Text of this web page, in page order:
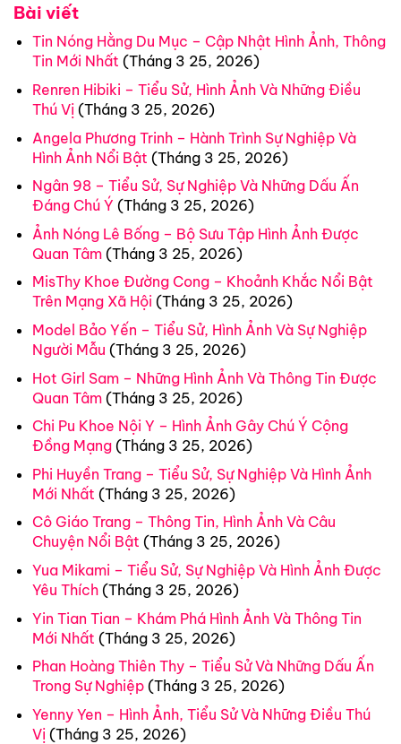
Bài viết
Tin Nóng Hằng Du Mục – Cập Nhật Hình Ảnh, Thông
Tin Mới Nhất (Tháng 3 25, 2026)
Renren Hibiki – Tiểu Sử, Hình Ảnh Và Những Điều
Thú Vị (Tháng 3 25, 2026)
Angela Phương Trinh – Hành Trình Sự Nghiệp Và
Hình Ảnh Nổi Bật (Tháng 3 25, 2026)
Ngân 98 – Tiểu Sử, Sự Nghiệp Và Những Dấu Ấn
Đáng Chú Ý (Tháng 3 25, 2026)
Ảnh Nóng Lê Bống – Bộ Sưu Tập Hình Ảnh Được
Quan Tâm(Tháng 3 25, 2026)
MisThy Khoe Đường Cong – Khoảnh Khắc Nổi Bật
Trên Mạng Xã Hội (Tháng 3 25, 2026)
Model Bảo Yến – Tiểu Sử, Hình Ảnh Và Sự Nghiệp
Người Mẫu (Tháng 3 25, 2026)
Hot Girl Sam – Những Hình Ảnh Và Thông Tin Được
Quan Tâm(Tháng 3 25, 2026)
Chi Pu Khoe Nội Y – Hình Ảnh Gây Chú Ý Cộng
Đồng Mạng(Tháng 3 25, 2026)
Phi Huyền Trang – Tiểu Sử, Sự Nghiệp Và Hình Ảnh
Mới Nhất (Tháng 3 25, 2026)
Cô Giáo Trang – Thông Tin, Hình Ảnh Và Câu
Chuyện Nổi Bật (Tháng 3 25, 2026)
Yua Mikami – Tiểu Sử, Sự Nghiệp Và Hình Ảnh Được
Yêu Thích(Tháng 3 25, 2026)
Yin Tian Tian – Khám Phá Hình Ảnh Và Thông Tin
Mới Nhất (Tháng 3 25, 2026)
Phan Hoàng Thiên Thy – Tiểu Sử Và Những Dấu Ấn
Trong Sự Nghiệp(Tháng 3 25, 2026)
Yenny Yen – Hình Ảnh, Tiểu Sử Và Những Điều Thú
Vị (Tháng 3 25, 2026)